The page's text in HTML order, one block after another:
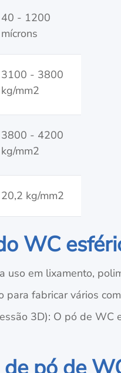
40 - 1200
mícrons
3100 - 3800
kg/mm2
3800 - 4200
kg/mm2
20,2 kg/mm2
WC
uso em lixamento,
para fabricar vários
3D): O pó de